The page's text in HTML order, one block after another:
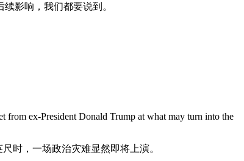
影响，我们都要说到。
from ex-President Donald Trump at what may turn into the
时，一场政治灾难显然即将上演。